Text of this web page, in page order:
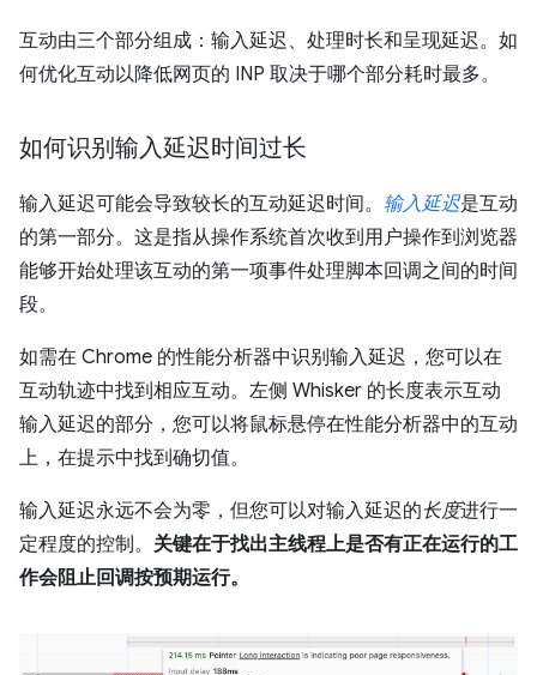
互动由三个部分组成：输入延迟、处理时长和呈现延迟。如
何优化互动以降低网页的 INP 取决于哪个部分耗时最多。
如何识别输入延迟时间过长
输入延迟可能会导致较长的互动延迟时间。 输入延迟是互动
的第一部分。这是指从操作系统首次收到用户操作到浏览器
能够开始处理该互动的第一项事件处理脚本回调之间的时间
段。
如需在 Chrome 的性能分析器中识别输入延迟，您可以在
互动轨迹中找到相应互动。左侧 Whisker 的长度表示互动
输入延迟的部分，您可以将鼠标悬停在性能分析器中的互动
上，在提示中找到确切值。
输入延迟永远不会为零，但您可以对输入延迟的长度进行一
定程度的控制。 关键在于找出主线程上是否有正在运行的工
作会阻止回调按预期运行。